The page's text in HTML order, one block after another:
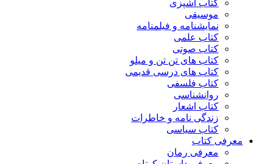
کتاب آشپزی
موسیقی
نمایشنامه و فیلمنامه
کتاب علمی
کتاب صوتی
کتاب های تن تن و میلو
کتاب های درسی قدیمی
کتاب فلسفی
روانشناسی
کتاب اشعار
زندگی نامه و خاطرات
کتاب سیاسی
معرفی کتاب
معرفی رمان